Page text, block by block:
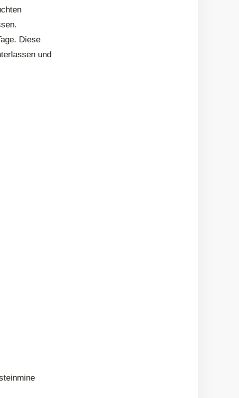
Diese
und